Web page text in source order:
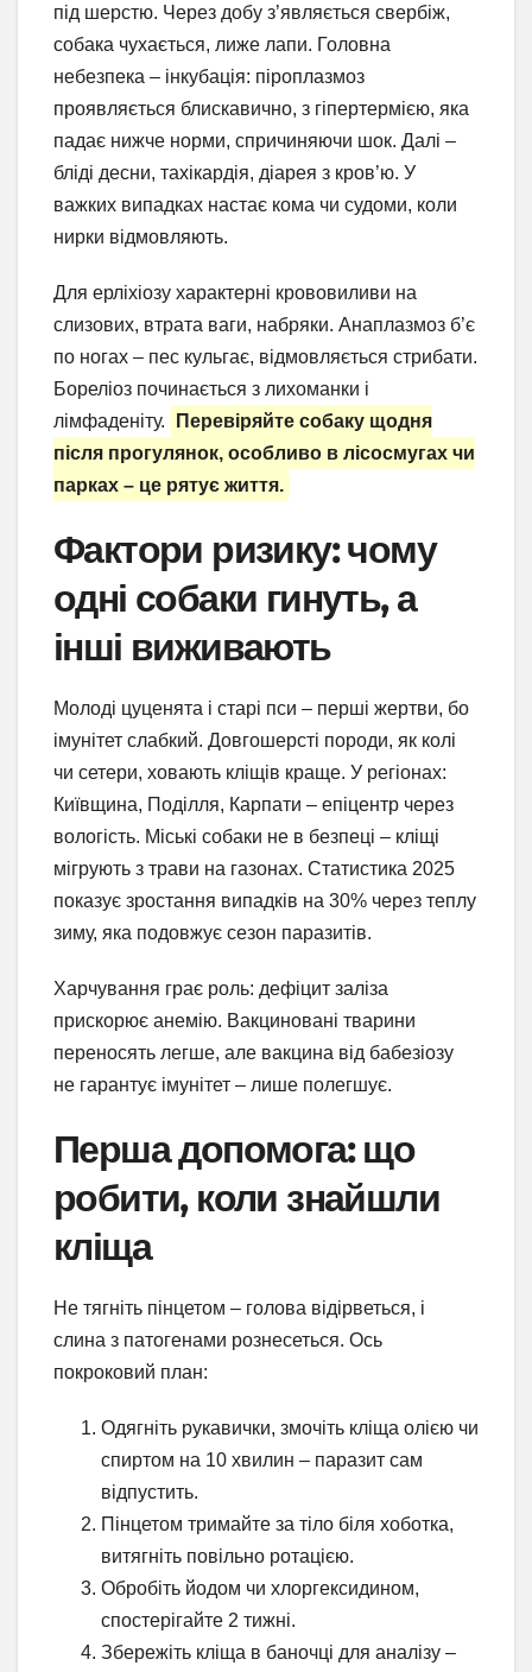
під шерстю. Через добу з’являється свербіж,
собака чухається, лиже лапи. Головна
небезпека – інкубація: піроплазмоз
проявляється блискавично, з гіпертермією, яка
падає нижче норми, спричиняючи шок. Далі –
бліді десни, тахікардія, діарея з кров’ю. У
важких випадках настає кома чи судоми, коли
нирки відмовляють.
Для ерліхіозу характерні крововиливи на
слизових, втрата ваги, набряки. Анаплазмоз б’є
по ногах – пес кульгає, відмовляється стрибати.
Бореліоз починається з лихоманки і
лімфаденіту.
Перевіряйте собаку щодня
після прогулянок, особливо в лісосмугах чи
парках – це рятує життя.
Фактори ризику: чому
одні собаки гинуть, а
інші виживають
Молоді цуценята і старі пси – перші жертви, бо
імунітет слабкий. Довгошерсті породи, як колі
чи сетери, ховають кліщів краще. У регіонах:
Київщина, Поділля, Карпати – епіцентр через
вологість. Міські собаки не в безпеці – кліщі
мігрують з трави на газонах. Статистика 2025
показує зростання випадків на 30% через теплу
зиму, яка подовжує сезон паразитів.
Харчування грає роль: дефіцит заліза
прискорює анемію. Вакциновані тварини
переносять легше, але вакцина від бабезіозу
не гарантує імунітет – лише полегшує.
Перша допомога: що
робити, коли знайшли
кліща
Не тягніть пінцетом – голова відірветься, і
слина з патогенами рознесеться. Ось
покроковий план:
Одягніть рукавички, змочіть кліща олією чи
спиртом на 10 хвилин – паразит сам
відпустить.
Пінцетом тримайте за тіло біля хоботка,
витягніть повільно ротацією.
Обробіть йодом чи хлоргексидином,
спостерігайте 2 тижні.
Збережіть кліща в баночці для аналізу –